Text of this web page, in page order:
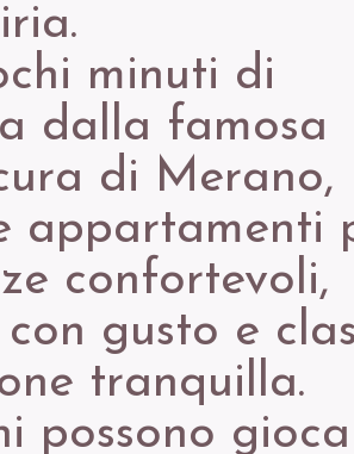
minuti di
dalla famosa
di Merano,
appartamenti
confortevoli,
gusto e
tranquilla.
possono